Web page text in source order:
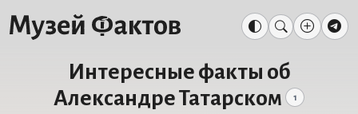
Интересные факты об
Александре Татарском
1